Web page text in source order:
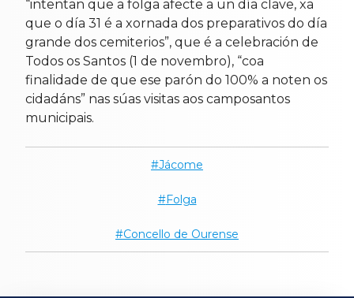
“intentan que a folga afecte a un día clave, xa
que o día 31 é a xornada dos preparativos do día
grande dos cemiterios”, que é a celebración de
Todos os Santos (1 de novembro), “coa
finalidade de que ese parón do 100% a noten os
cidadáns” nas súas visitas aos camposantos
municipais.
Jácome
Folga
Concello de Ourense